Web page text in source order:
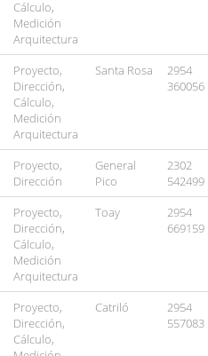
Cálculo,
Medición
Arquitectura
Proyecto,
Dirección,
Cálculo,
Medición
Arquitectura
Santa Rosa
2954
360056
Proyecto,
Dirección
General
Pico
2302
542499
Proyecto,
Dirección,
Cálculo,
Medición
Arquitectura
Toay
2954
669159
Proyecto,
Dirección,
Cálculo,
Catriló
2954
557083